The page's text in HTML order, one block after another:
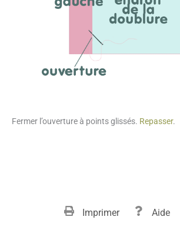
Fermer l’ouverture à points glissés. Repasser.
Imprimer Aide